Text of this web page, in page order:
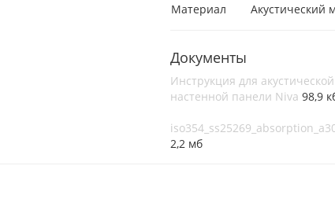
Материал
Акустический
Документы
Инструкция для акустической
настенной панели Niva 98,9
2,2 мб